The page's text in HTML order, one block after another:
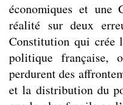
économiques et une
réalité sur deux
Constitution qui crée
politique française,
perdurent des
et la distribution du